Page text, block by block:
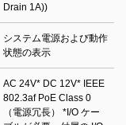
Drain 1A))
システム電源および動作
状態の表示
AC 24V* DC 12V* IEEE
802.3af PoE Class 0
（電源冗長） *I/O ケー